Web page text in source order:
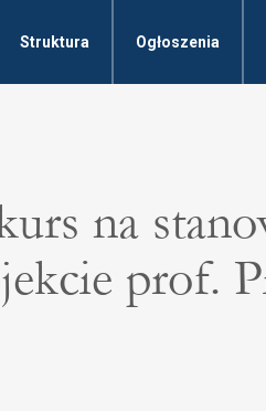
Struktura Ogłoszenia
na
prof.